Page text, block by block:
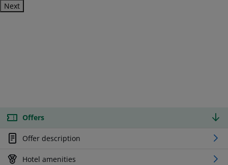
Next
Offers
Offer description
Hotel amenities